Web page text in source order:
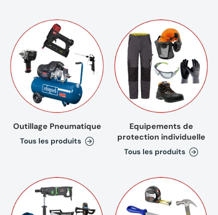
Outillage Pneumatique
Tous les produits
Equipements de
protection individuelle
Tous les produits